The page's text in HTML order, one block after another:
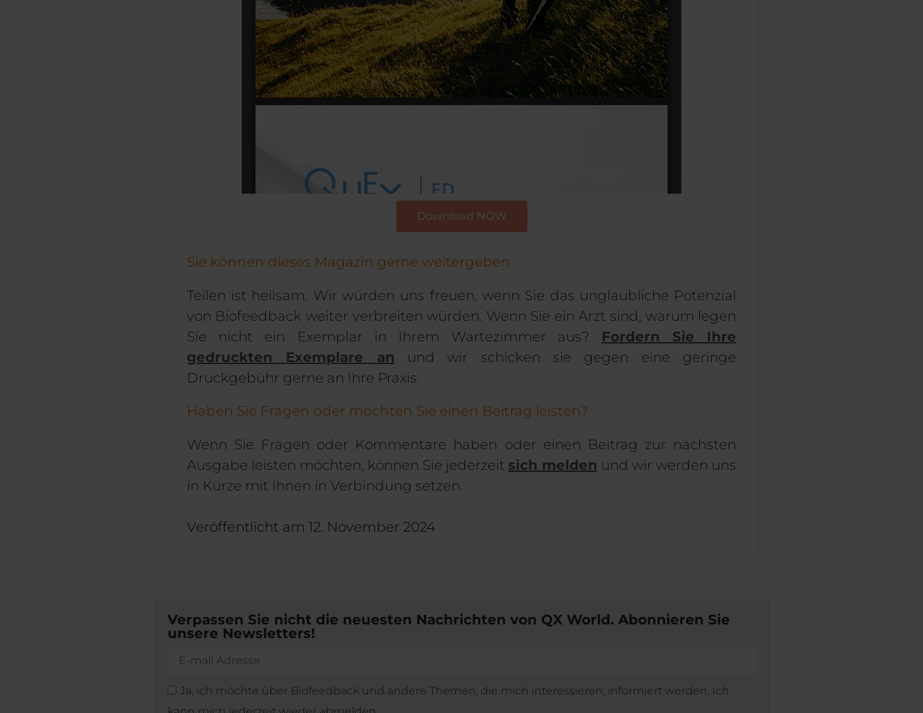
Download NOW
Sie können dieses Magazin gerne weitergeben
Teilen ist heilsam. Wir würden uns freuen, wenn Sie das unglaubliche Potenzial
von Biofeedback weiter verbreiten würden. Wenn Sie ein Arzt sind, warum legen
Sie nicht ein Exemplar in Ihrem Wartezimmer aus? Fordern Sie Ihre
gedruckten Exemplare an und wir schicken sie gegen eine geringe
Druckgebühr gerne an Ihre Praxis.
Haben Sie Fragen oder möchten Sie einen Beitrag leisten?
Wenn Sie Fragen oder Kommentare haben oder einen Beitrag zur nächsten
Ausgabe leisten möchten, können Sie jederzeit sich melden und wir werden uns
in Kürze mit Ihnen in Verbindung setzen.
Veröffentlicht am 12. November 2024
Verpassen Sie nicht die neuesten Nachrichten von QX World. Abonnieren Sie
unsere Newsletters!
Ja, ich möchte über Biofeedback und andere Themen, die mich interessieren, informiert werden. Ich